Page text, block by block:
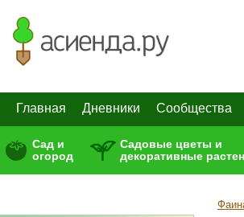
Главная Дневники Сообщества
Сад и
огород
Садовые цветы и
декоративные